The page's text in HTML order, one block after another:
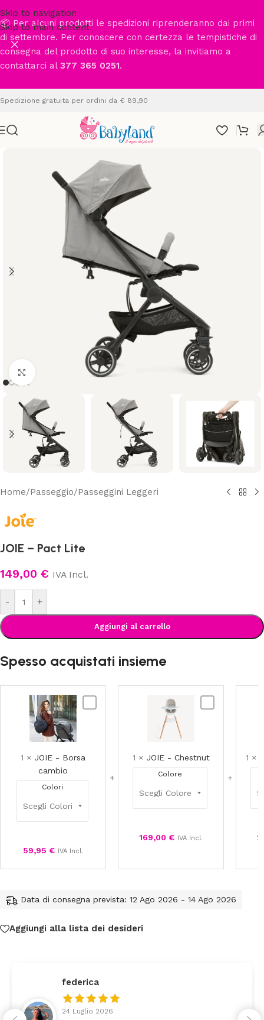
Skip to navigation
Skip to main content
📦 Per alcuni prodotti le spedizioni riprenderanno dai primi
di settembre. Per conoscere con certezza le tempistiche di
consegna del prodotto di suo interesse, la invitiamo a
contattarci al 377 365 0251.
Spedizione gratuita per ordini da € 89,90
Clicca per ingrandire
Home/Passeggio/Passeggini Leggeri
JOIE – Pact Lite
149,00 € IVA Incl.
- +
Aggiungi al carrello
Spesso acquistati insieme
1 × JOIE - Borsa
cambio
Colori
59,95 € IVA Incl.
1 × JOIE - Chestnut
Colore
169,00 € IVA Incl.
1 ×
Data di consegna prevista: 12 Ago 2026 - 14 Ago 2026
Aggiungi alla lista dei desideri
federica
24 Luglio 2026